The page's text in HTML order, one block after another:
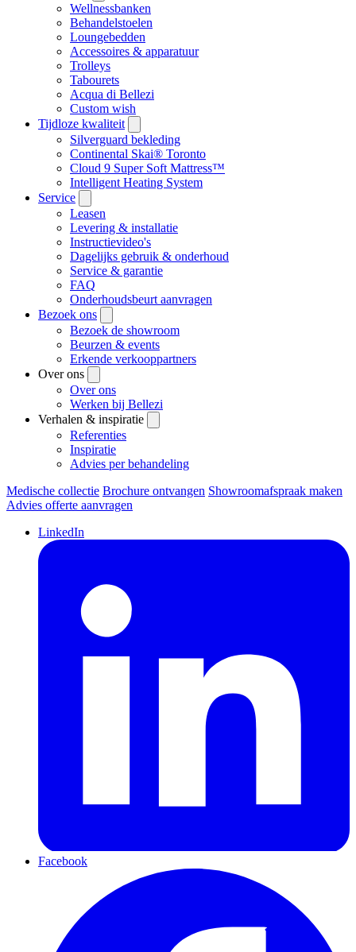
Wellnessbanken
Behandelstoelen
Loungebedden
Accessoires & apparatuur
Trolleys
Tabourets
Acqua di Bellezi
Custom wish
Tijdloze kwaliteit
Silverguard bekleding
Continental Skai® Toronto
Cloud 9 Super Soft Mattress™
Intelligent Heating System
Service
Leasen
Levering & installatie
Instructievideo's
Dagelijks gebruik & onderhoud
Service & garantie
FAQ
Onderhoudsbeurt aanvragen
Bezoek ons
Bezoek de showroom
Beurzen & events
Erkende verkooppartners
Over ons
Over ons
Werken bij Bellezi
Verhalen & inspiratie
Referenties
Inspiratie
Advies per behandeling
Medische collectie Brochure ontvangen Showroomafspraak maken
Advies offerte aanvragen
LinkedIn
Facebook